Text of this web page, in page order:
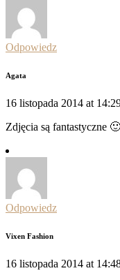
Odpowiedz
Agata
16 listopada 2014 at
Zdjęcia są fantastyczne 🙂
Odpowiedz
Vixen Fashion
16 listopada 2014 at